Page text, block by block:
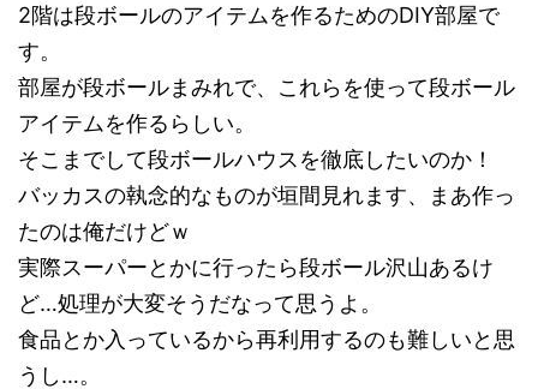
2階は段ボールのアイテムを作るためのDIY部屋で
す。
部屋が段ボールまみれで、これらを使って段ボール
アイテムを作るらしい。
そこまでして段ボールハウスを徹底したいのか！
バッカスの執念的なものが垣間見れます、まあ作っ
たのは俺だけどｗ
実際スーパーとかに行ったら段ボール沢山あるけ
ど…処理が大変そうだなって思うよ。
食品とか入っているから再利用するのも難しいと思
うし…。